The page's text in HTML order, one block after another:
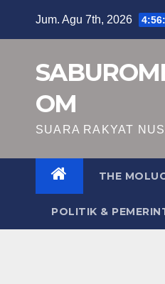
Jum. Agu 7th, 2026
OM
SUARA RAKYAT
THE
POLITIK &